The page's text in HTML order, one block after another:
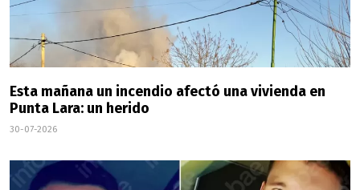
Esta mañana un incendio afectó una vivienda en
Punta Lara: un herido
30-07-2026